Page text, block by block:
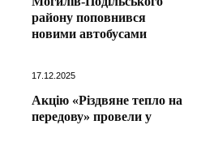
району поповнився
новими автобусами
17.12.2025
Акцію «Різдвяне тепло на
передову» провели у